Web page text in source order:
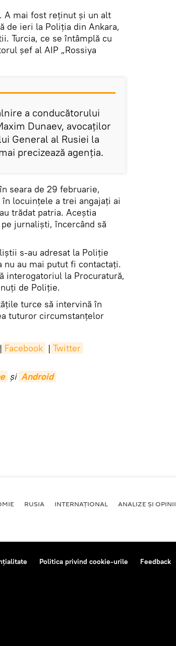
A mai fost reţinut şi un alt
de ieri la Poliţia din Ankara,
Turcia, ce se întâmplă cu
șef al AIP „Rossiya
a conducătorului
Dunaev, avocaţilor
General al Rusiei la
precizează agenţia.
seara de 29 februarie,
locuințele a trei angajați ai
trădat patria. Aceştia
jurnalişti, încercând să
s-au adresat la Poliţie
nu au mai putut fi contactaţi.
interogatoriul la Procuratură,
de Poliţie.
turce să intervină în
tuturor circumstanţelor
| Facebook | Twitter
și Android
RUSIA INTERNAŢIONAL ANALIZE ȘI OPINII
Politica privind cookie-urile Feedback